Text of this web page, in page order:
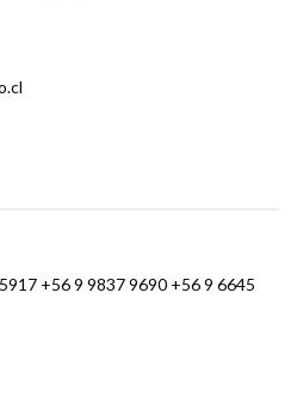
+56 9 9837 9690 +56 9 6645